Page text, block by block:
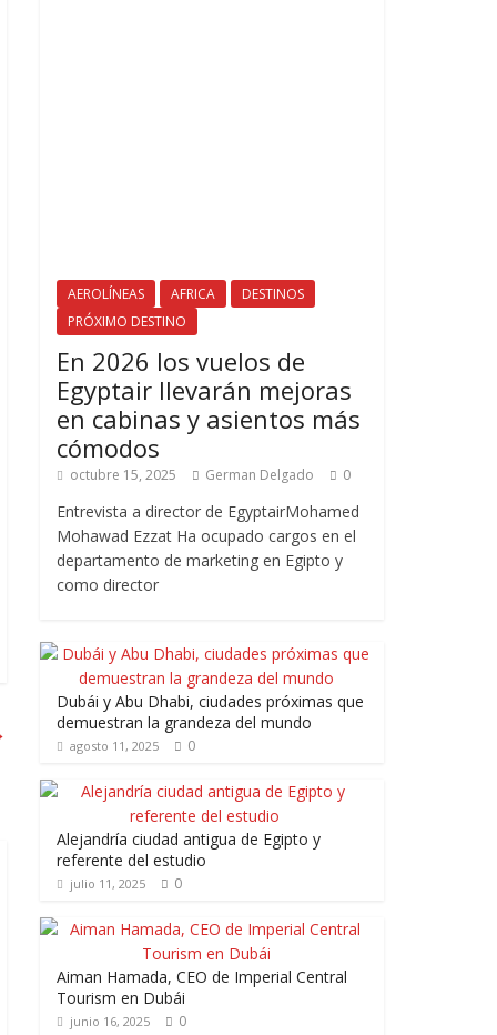
AEROLÍNEAS AFRICA
DESTINOS
PRÓXIMO DESTINO
En 2026 los vuelos de
Egyptair llevarán mejoras
en cabinas y asientos más
cómodos
octubre 15, 2025 German Delgado 0
Entrevista a director de EgyptairMohamed
Mohawad Ezzat Ha ocupado cargos en el
departamento de marketing en Egipto y
como director
Dubái y Abu Dhabi, ciudades próximas que
demuestran la grandeza del mundo
agosto 11, 2025 0
Alejandría ciudad antigua de Egipto y
referente del estudio
julio 11, 2025 0
Aiman Hamada, CEO de Imperial Central
Tourism en Dubái
junio 16, 2025 0